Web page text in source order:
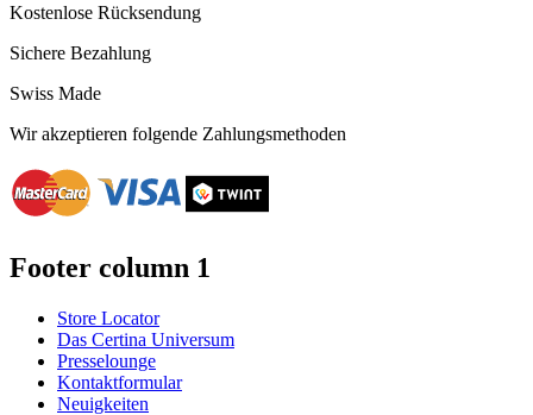
Kostenlose Rücksendung
Sichere Bezahlung
Swiss Made
Wir akzeptieren folgende Zahlungsmethoden
Footer column 1
Store Locator
Das Certina Universum
Presselounge
Kontaktformular
Neuigkeiten